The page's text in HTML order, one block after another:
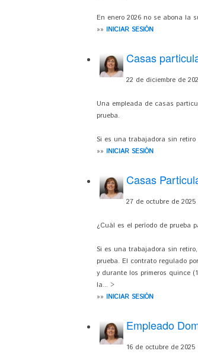
En enero 2026 no se abona la
»» INICIAR SESIÓN
Casas
22 de diciembre de
Una empleada de casas
prueba.
Si es una trabajadora sin retiro
»» INICIAR SESIÓN
Casas
27 de octubre de 2025
¿Cuál es el período de prueba
Si es una trabajadora sin
prueba. El contrato regulado
y durante los primeros quince
la... >
»» INICIAR SESIÓN
Empleado
16 de octubre de 2025